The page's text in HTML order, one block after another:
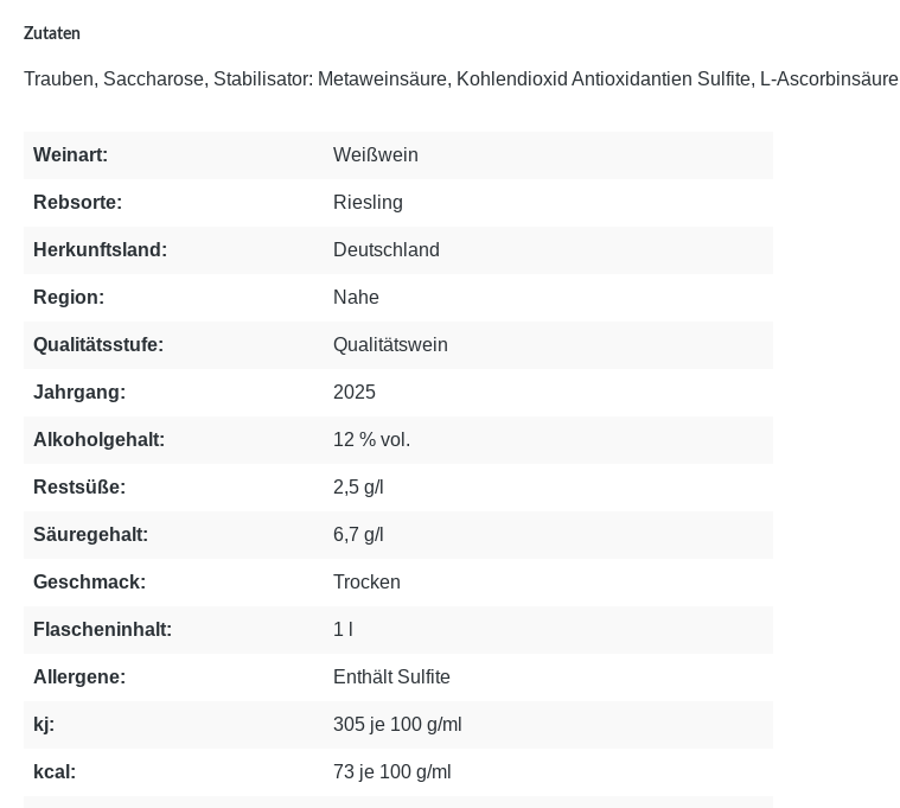
Zutaten
Trauben, Saccharose, Stabilisator: Metaweinsäure, Kohlendioxid Antioxidantien Sulfite, L-Ascorbinsäure
Weinart: Weißwein
Rebsorte: Riesling
Herkunftsland: Deutschland
Region: Nahe
Qualitätsstufe: Qualitätswein
Jahrgang: 2025
Alkoholgehalt: 12 % vol.
Restsüße: 2,5 g/l
Säuregehalt: 6,7 g/l
Geschmack: Trocken
Flascheninhalt: 1 l
Allergene: Enthält Sulfite
kj: 305 je 100 g/ml
kcal: 73 je 100 g/ml